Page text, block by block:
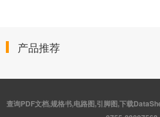
产品推荐
查询PDF文档,规格书,电路图,引脚图,下载